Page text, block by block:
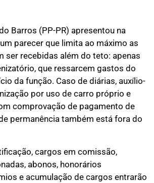
Barros (PP-PR) apresentou na
parecer que limita ao máximo as
ser recebidas além do teto: apenas
que ressarcem gastos do
da função. Caso de diárias, auxílio-
por uso de carro próprio e
comprovação de pagamento de
permanência também está fora do
cargos em comissão,
abonos, honorários
e acumulação de cargos entrarão